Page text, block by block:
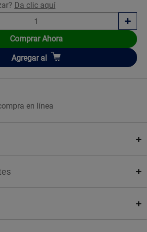
Da clic aquí
Comprar Ahora
Añadir
Agregar al
en línea